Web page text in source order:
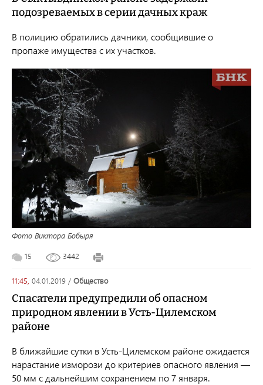
подозреваемых в серии дачных краж
В полицию обратились дачники, сообщившие о
пропаже имущества с их участков.
Фото Виктора Бобыря
15 3442
11:45, 04.01.2019 / общество
Спасатели предупредили об опасном
природном явлении в Усть-Цилемском
районе
В ближайшие сутки в Усть-Цилемском районе ожидается
нарастание изморози до критериев опасного явления —
50 мм с дальнейшим сохранением по 7 января.